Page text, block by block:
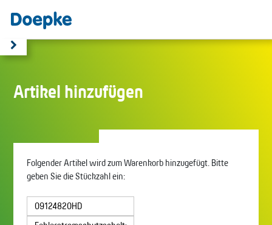
Artikel hinzufügen
Folgender Artikel wird zum Warenkorb hinzugefügt. Bitte
geben Sie die Stückzahl ein: